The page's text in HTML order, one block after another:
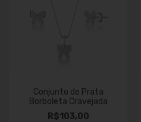
Conjunto de Prata
Borboleta Cravejada
R$103,00